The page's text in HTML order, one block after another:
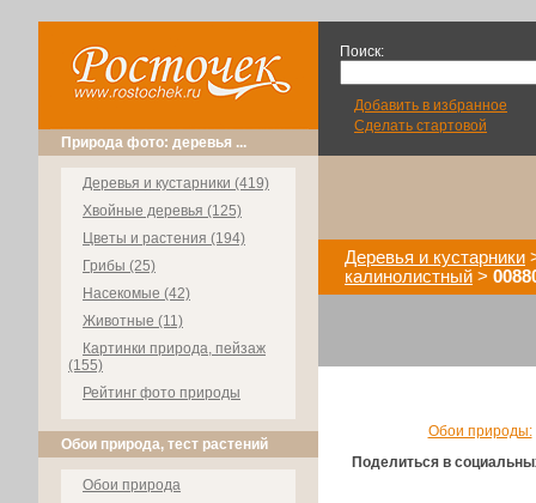
Природа фото: деревья ...
Деревья и кустарники (419)
Хвойные деревья (125)
Цветы и растения (194)
Грибы (25)
Насекомые (42)
Животные (11)
Картинки природа, пейзаж
(155)
Рейтинг фото природы
Обои природа, тест растений
Обои природа
Поиск:
Добавить в избранное
Сделать стартовой
Деревья и кустарники
калинолистный >
Обои природы:
Поделиться в